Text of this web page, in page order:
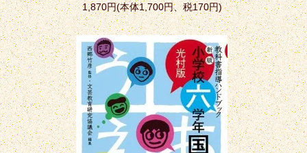
1,870円(本体1,700円、税170円)